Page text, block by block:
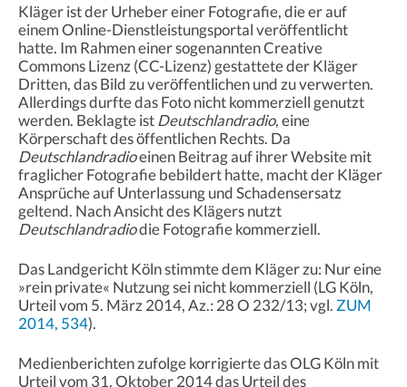
Kläger ist der Urheber einer Fotografie, die er auf
einem Online-Dienstleistungsportal veröffentlicht
hatte. Im Rahmen einer sogenannten Creative
Commons Lizenz (CC-Lizenz) gestattete der Kläger
Dritten, das Bild zu veröffentlichen und zu verwerten.
Allerdings durfte das Foto nicht kommerziell genutzt
werden. Beklagte istDeutschlandradio, eine
Körperschaft des öffentlichen Rechts. Da
Deutschlandradioeinen Beitrag auf ihrer Website mit
fraglicher Fotografie bebildert hatte, macht der Kläger
Ansprüche auf Unterlassung und Schadensersatz
geltend. Nach Ansicht des Klägers nutzt
Deutschlandradiodie Fotografie kommerziell.
Das Landgericht Köln stimmte dem Kläger zu: Nur eine
»rein private« Nutzung sei nicht kommerziell (LG Köln,
Urteil vom 5. März 2014, Az.: 28 O 232/13; vgl. ZUM
2014, 534).
Medienberichten zufolge korrigierte das OLG Köln mit
Urteil vom 31. Oktober 2014 das Urteil des